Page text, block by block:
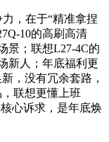
，在于“精准拿捏
10的高刷高清
景；联想L27-4C的
新人；年底福利更
，没有冗余套路，
联想更懂上班
心诉求，是年底焕